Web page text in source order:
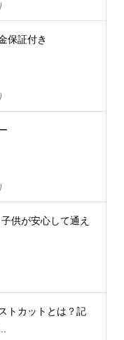
保証付き
供が安心して通え
トカットとは？記